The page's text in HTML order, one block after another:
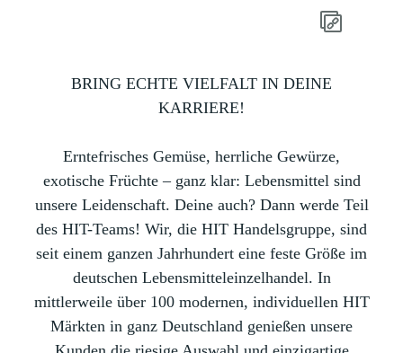
BRING ECHTE VIELFALT IN DEINE
KARRIERE!
Erntefrisches Gemüse, herrliche Gewürze,
exotische Früchte – ganz klar: Lebensmittel sind
unsere Leidenschaft. Deine auch? Dann werde Teil
des HIT-Teams! Wir, die HIT Handelsgruppe, sind
seit einem ganzen Jahrhundert eine feste Größe im
deutschen Lebensmitteleinzelhandel. In
mittlerweile über 100 modernen, individuellen HIT
Märkten in ganz Deutschland genießen unsere